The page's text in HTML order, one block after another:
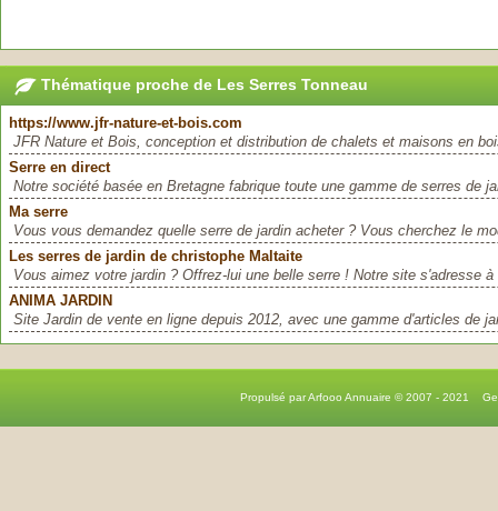
Thématique proche de Les Serres Tonneau
https://www.jfr-nature-et-bois.com
JFR Nature et Bois, conception et distribution de chalets et maisons en
Serre en direct
Notre société basée en Bretagne fabrique toute une gamme de serres de
Ma serre
Vous vous demandez quelle serre de jardin acheter ? Vous cherchez le
Les serres de jardin de christophe Maltaite
Vous aimez votre jardin ? Offrez-lui une belle serre ! Notre site s'adresse
ANIMA JARDIN
Site Jardin de vente en ligne depuis 2012, avec une gamme d'articles de
Propulsé par Arfooo Annuaire © 2007 - 2021